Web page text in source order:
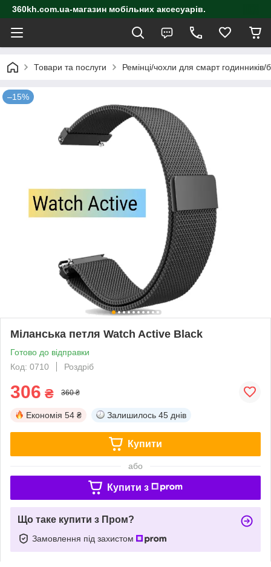
360kh.com.ua-магазин мобільних аксесуарів.
Товари та послуги Ремінці/чохли для смарт годинників/
–15%
Міланська петля Watch Active Black
Готово до відправки
Код: 0710
Роздріб
306 ₴ 360 ₴
Економія 54 ₴ Залишилось 45 днів
Купити
або
Купити з
Що таке купити з Пром?
Замовлення під захистом